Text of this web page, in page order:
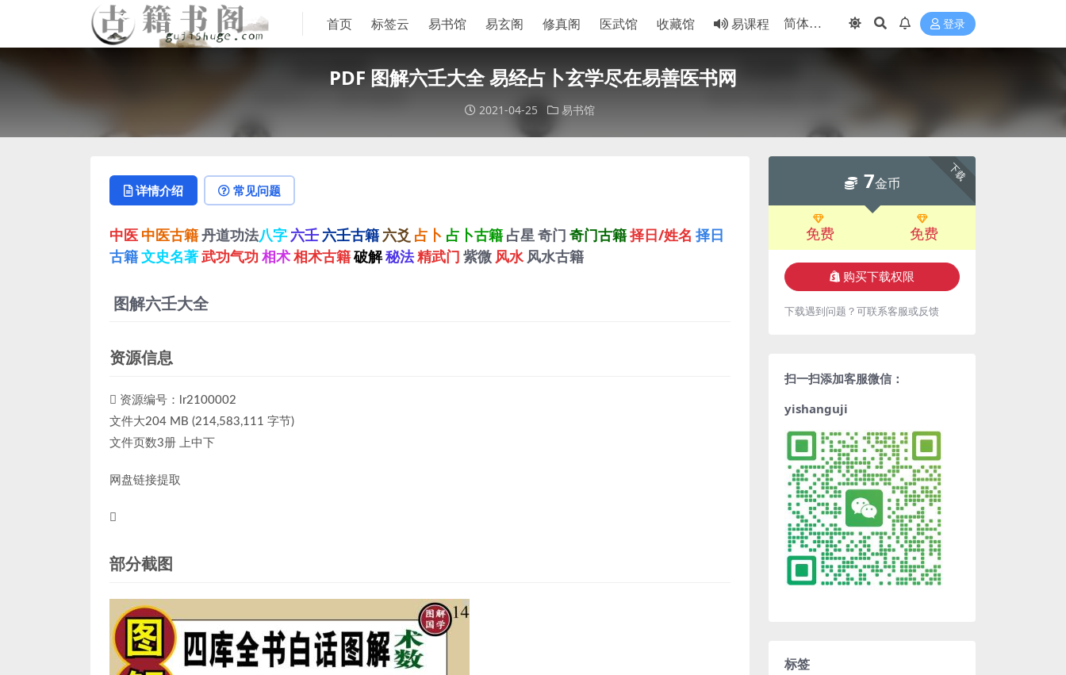
首页 标签云 易书馆 易玄阁 修真阁 医武馆 收藏馆 易课程 登录
PDF 图解六壬大全 易经占卜玄学尽在易善医书网
2021-04-25 易书馆
详情介绍 常见问题
中医 中医古籍丹道功法八字 六壬 六壬古籍 六爻 占卜 占卜古籍 占星奇门 奇门古籍择日/姓名 择日
古籍文史名著武功气功 相术相术古籍破解秘法精武门 紫微 风水 风水古籍
图解六壬大全
资源信息
资源编号：lr2100002
文件大204 MB (214,583,111 字节)
文件页数3册 上中下
网盘链接提取
部分截图
下载
7金币
免费 免费
购买下载权限
下载遇到问题？可联系客服或反馈
扫一扫添加客服微信：
yishanguji
标签